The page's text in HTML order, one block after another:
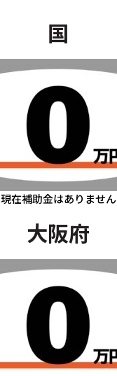
国
現在補助金はありません
大阪府